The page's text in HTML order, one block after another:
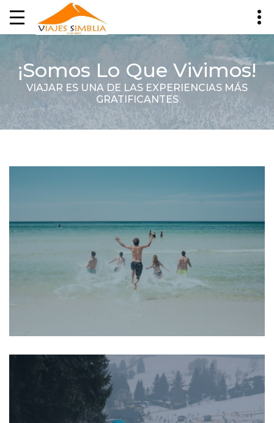
¡Somos Lo Que Vivimos!
VIAJAR ES UNA DE LAS EXPERIENCIAS MÁS
GRATIFICANTES